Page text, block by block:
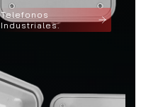
Telefonos
Industriales.